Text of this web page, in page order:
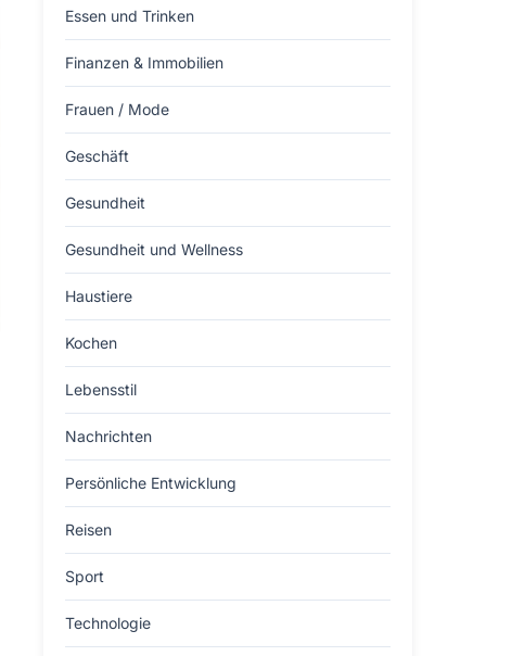
Essen und Trinken
Finanzen & Immobilien
Frauen / Mode
Geschäft
Gesundheit
Gesundheit und Wellness
Haustiere
Kochen
Lebensstil
Nachrichten
Persönliche Entwicklung
Reisen
Sport
Technologie